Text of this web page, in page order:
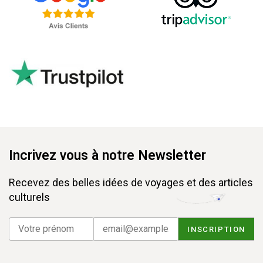
Incrivez vous à notre Newsletter
Recevez des belles idées de voyages et des articles
culturels